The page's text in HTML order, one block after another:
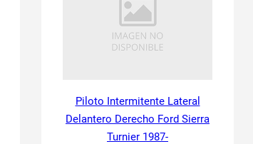
Piloto Intermitente Lateral
Delantero Derecho Ford Sierra
Turnier 1987-